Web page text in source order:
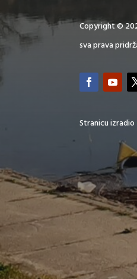
Copyright ©
sva prava
Stranicu izradio